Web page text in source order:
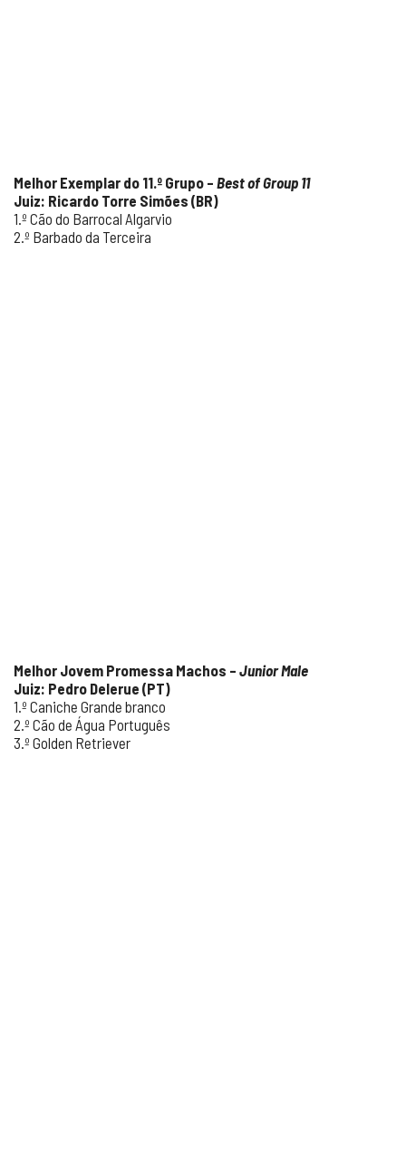
Melhor Exemplar do 11.º Grupo – Best of Group 11
Juiz: Ricardo Torre Simões (BR)
1.º Cão do Barrocal Algarvio
2.º Barbado da Terceira
Melhor Jovem Promessa Machos – Junior Male
Juiz: Pedro Delerue (PT)
1.º Caniche Grande branco
2.º Cão de Água Português
3.º Golden Retriever